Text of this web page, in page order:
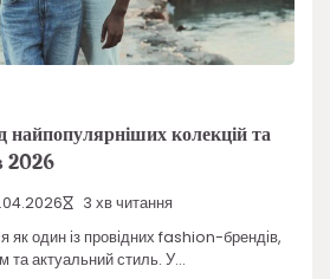
колекцій та
2026
3 хв читання
один із провідних fashion-брендів,
та актуальний стиль. У…